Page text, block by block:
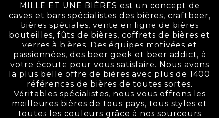
MILLE ET UNE BIÈRES est un concept de
caves et bars spécialistes des bières, craftbeer,
bières spéciales, vente en ligne de bières
bouteilles, fûts de bières, coffrets de bières et
verres à bières. Des équipes motivées et
passionnées, des beer geek et beer addict, à
votre écoute pour vous satisfaire. Nous avons
la plus belle offre de bières avec plus de 1400
références de bières de toutes sortes.
Véritables spécialistes, nous vous offrons les
meilleures bières de tous pays, tous styles et
toutes les couleurs grâce à nos sourceurs